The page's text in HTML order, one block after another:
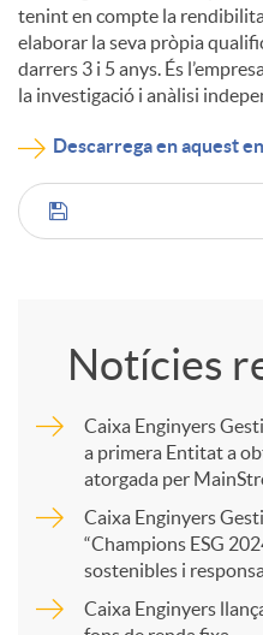
tenint en compte la
elaborar la seva pròpia
darrers 3 i 5 anys. És
la investigació i anàlisi
Descarrega en aquest
C
Notícies
Caixa Enginyers
a primera Entitat a
atorgada per
Caixa Enginyers
“Champions ESG
sostenibles i
Caixa Enginyers